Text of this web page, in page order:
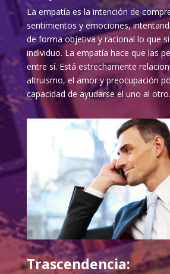
La empatía es la intención de
sentimientos y emociones,
de forma objetiva y racional lo que
individuo. La empatía hace que las
entre sí. Está estrechamente
altruismo, el amor y preocupación
capacidad de ayudarse el uno al otro.
Trascendencia: